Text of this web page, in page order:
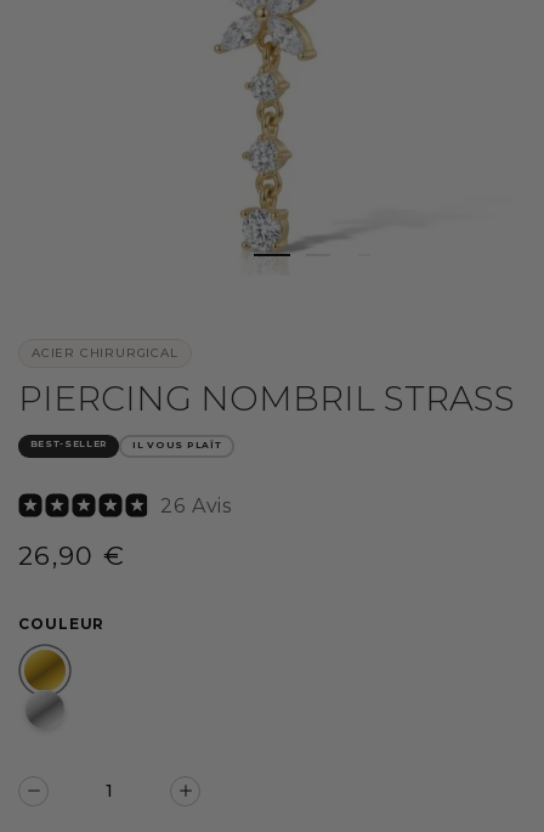
ACIER CHIRURGICAL
PIERCING NOMBRIL STRASS
BEST-SELLER IL VOUS PLAÎT
26 Avis
26,90 €
/
UNITAIRE
COULEUR
DORÉ
ARGENTÉ
Réduire
Augmenter